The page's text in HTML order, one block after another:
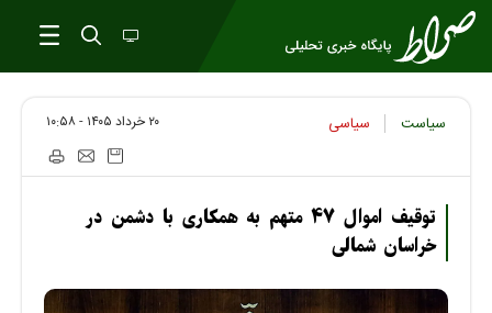
سیاست سیاسی ۲۰ خرداد ۱۴۰۵ - ۱۰:۵۸
توقیف اموال ۴۷ متهم به همکاری با دشمن در
خراسان شمالی